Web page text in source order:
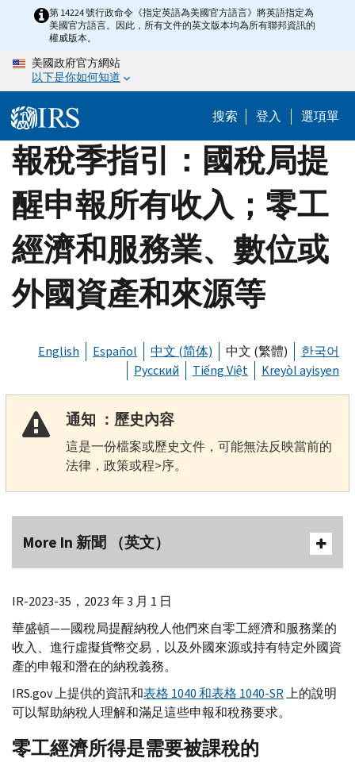
content
第 14224 號行政命令《指定英語為美國官方語言》將英語指定為
美國官方語言。因此，所有文件的英文版本均為所有聯邦資訊的
權威版本。
美國政府官方網站
以下是你如何知道
搜索 登入 選項單
報稅季指引：國稅局提
醒申報所有收入；零工
經濟和服務業、數位或
外國資產和來源等
English Español 中文 (简体) 中文 (繁體)
한국어
Русский
Tiếng Việt Kreyòl ayisyen
通知 ：歷史內容
這是一份檔案或歷史文件，可能無法反映當前的
法律，政策或程>序。
More In 新聞 （英文）
IR-2023-35，2023 年 3 月 1 日
華盛頓——國稅局提醒納稅人他們來自零工經濟和服務業的
收入、進行虛擬貨幣交易，以及外國來源或持有特定外國資
產的申報和潛在的納稅義務。
IRS.gov上提供的資訊和表格 1040 和表格 1040-SR上的說明
可以幫助納稅人理解和滿足這些申報和稅務要求。
零工經濟所得是需要被課稅的